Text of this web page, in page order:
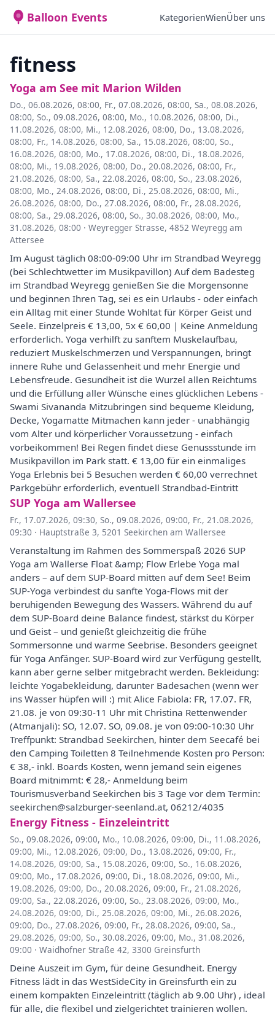
Balloon Events KategorienWienÜber uns
fitness
Yoga am See mit Marion Wilden
Do., 06.08.2026, 08:00, Fr., 07.08.2026, 08:00, Sa., 08.08.2026,
08:00, So., 09.08.2026, 08:00, Mo., 10.08.2026, 08:00, Di.,
11.08.2026, 08:00, Mi., 12.08.2026, 08:00, Do., 13.08.2026,
08:00, Fr., 14.08.2026, 08:00, Sa., 15.08.2026, 08:00, So.,
16.08.2026, 08:00, Mo., 17.08.2026, 08:00, Di., 18.08.2026,
08:00, Mi., 19.08.2026, 08:00, Do., 20.08.2026, 08:00, Fr.,
21.08.2026, 08:00, Sa., 22.08.2026, 08:00, So., 23.08.2026,
08:00, Mo., 24.08.2026, 08:00, Di., 25.08.2026, 08:00, Mi.,
26.08.2026, 08:00, Do., 27.08.2026, 08:00, Fr., 28.08.2026,
08:00, Sa., 29.08.2026, 08:00, So., 30.08.2026, 08:00, Mo.,
31.08.2026, 08:00 · Weyregger Strasse, 4852 Weyregg am
Attersee
Im August täglich 08:00-09:00 Uhr im Strandbad Weyregg
(bei Schlechtwetter im Musikpavillon) Auf dem Badesteg
im Strandbad Weyregg genießen Sie die Morgensonne
und beginnen Ihren Tag, sei es ein Urlaubs - oder einfach
ein Alltag mit einer Stunde Wohltat für Körper Geist und
Seele. Einzelpreis € 13,00, 5x € 60,00 | Keine Anmeldung
erforderlich. Yoga verhilft zu sanftem Muskelaufbau,
reduziert Muskelschmerzen und Verspannungen, bringt
innere Ruhe und Gelassenheit und mehr Energie und
Lebensfreude. Gesundheit ist die Wurzel allen Reichtums
und die Erfüllung aller Wünsche eines glücklichen Lebens -
Swami Sivananda Mitzubringen sind bequeme Kleidung,
Decke, Yogamatte Mitmachen kann jeder - unabhängig
vom Alter und körperlicher Voraussetzung - einfach
vorbeikommen! Bei Regen findet diese Genussstunde im
Musikpavillon im Park statt. € 13,00 für ein einmaliges
Yoga Erlebnis bei 5 Besuchen werden € 60,00 verrechnet
Parkgebühr erforderlich, eventuell Strandbad-Eintritt
SUP Yoga am Wallersee
Fr., 17.07.2026, 09:30, So., 09.08.2026, 09:00, Fr., 21.08.2026,
09:30 · Hauptstraße 3, 5201 Seekirchen am Wallersee
Veranstaltung im Rahmen des Sommerspaß 2026 SUP
Yoga am Wallerse Float &amp; Flow Erlebe Yoga mal
anders – auf dem SUP-Board mitten auf dem See! Beim
SUP-Yoga verbindest du sanfte Yoga-Flows mit der
beruhigenden Bewegung des Wassers. Während du auf
dem SUP-Board deine Balance findest, stärkst du Körper
und Geist – und genießt gleichzeitig die frühe
Sommersonne und warme Seebrise. Besonders geeignet
für Yoga Anfänger. SUP-Board wird zur Verfügung gestellt,
kann aber gerne selber mitgebracht werden. Bekleidung:
leichte Yogabekleidung, darunter Badesachen (wenn wer
ins Wasser hüpfen will :) mit Alice Fabiola: FR, 17.07. FR,
21.08. je von 09:30-11 Uhr mit Christina Rettenwender
(Atmanjali): SO, 12.07. SO, 09.08. je von 09:00-10:30 Uhr
Treffpunkt: Strandbad Seekirchen, hinter dem Seecafé bei
den Camping Toiletten 8 Teilnehmende Kosten pro Person:
€ 38,- inkl. Boards Kosten, wenn jemand sein eigenes
Board mitnimmt: € 28,- Anmeldung beim
Tourismusverband Seekirchen bis 3 Tage vor dem Termin:
seekirchen@salzburger-seenland.at, 06212/4035
Energy Fitness - Einzeleintritt
So., 09.08.2026, 09:00, Mo., 10.08.2026, 09:00, Di., 11.08.2026,
09:00, Mi., 12.08.2026, 09:00, Do., 13.08.2026, 09:00, Fr.,
14.08.2026, 09:00, Sa., 15.08.2026, 09:00, So., 16.08.2026,
09:00, Mo., 17.08.2026, 09:00, Di., 18.08.2026, 09:00, Mi.,
19.08.2026, 09:00, Do., 20.08.2026, 09:00, Fr., 21.08.2026,
09:00, Sa., 22.08.2026, 09:00, So., 23.08.2026, 09:00, Mo.,
24.08.2026, 09:00, Di., 25.08.2026, 09:00, Mi., 26.08.2026,
09:00, Do., 27.08.2026, 09:00, Fr., 28.08.2026, 09:00, Sa.,
29.08.2026, 09:00, So., 30.08.2026, 09:00, Mo., 31.08.2026,
09:00 · Waidhofner Straße 42, 3300 Greinsfurth
Deine Auszeit im Gym, für deine Gesundheit. Energy
Fitness lädt in das WestSideCity in Greinsfurth ein zu
einem kompakten Einzeleintritt (täglich ab 9.00 Uhr) , ideal
für alle, die flexibel und zielgerichtet trainieren wollen.